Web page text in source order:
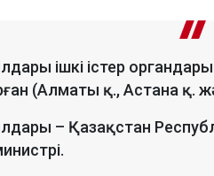
ішкі істер
(Алматы қ., Астана қ.
– Қазақстан